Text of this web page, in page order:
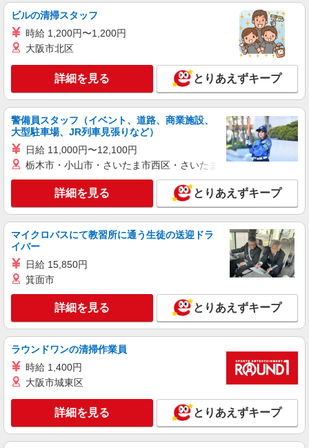
ビルの清掃スタッフ
時給 1,200円〜1,200円
大阪市北区
詳細を見る とりあえずキープ
警備員スタッフ（イベント、道路、商業施設、
大型駐車場、JR列車見張りなど）
日給 11,000円〜12,100円
栃木市・小山市・さいたま市西区・さいたま市岩槻区・久喜市・
詳細を見る とりあえずキープ
マイクロバスにて教習所に通う生徒の送迎ドラ
イバー
日給 15,850円
箕面市
詳細を見る とりあえずキープ
ラウンドワンの清掃作業員
時給 1,400円
大阪市城東区
詳細を見る とりあえずキープ